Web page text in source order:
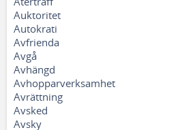
Auktoritet
Autokrati
Avfrienda
Avgå
Avhängd
Avhopparverksamhet
Avrättning
Avsked
Avsky